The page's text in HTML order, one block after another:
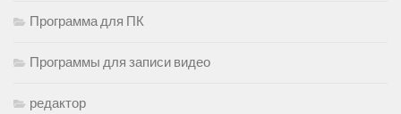
Программа для ПК
Программы для записи видео
редактор